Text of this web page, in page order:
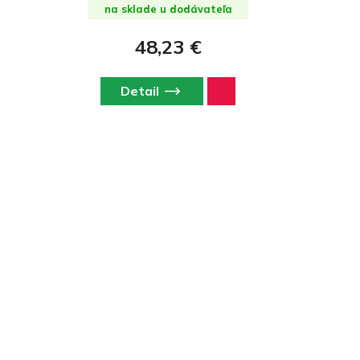
na sklade u dodávateľa
48,23 €
Detail